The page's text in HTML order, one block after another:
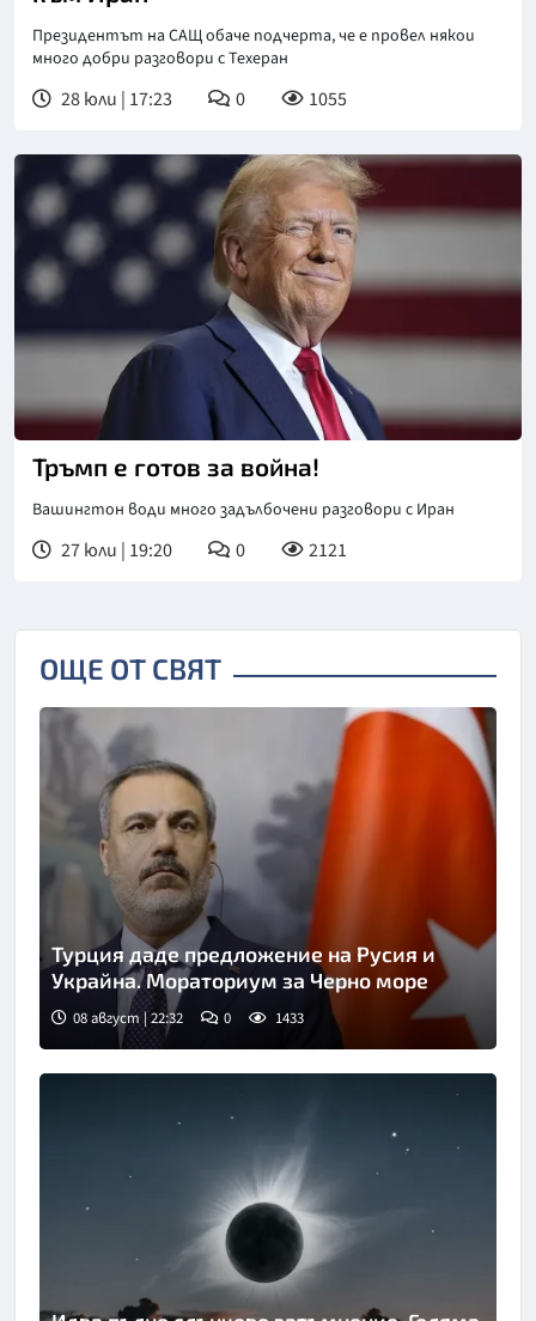
Президентът на САЩ обаче подчерта, че е провел някои
много добри разговори с Техеран
28 юли | 17:23 0 1055
Тръмп е готов за война!
Вашингтон води много задълбочени разговори с Иран
27 юли | 19:20 0 2121
ОЩЕ ОТ СВЯТ
Турция даде предложение на Русия и
Украйна. Мораториум за Черно море
08 август | 22:32 0 1433